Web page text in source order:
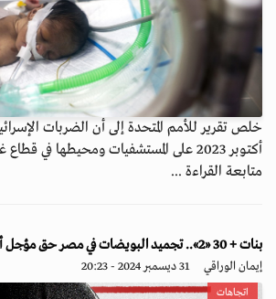
خلص تقرير للأمم المتحدة إلى أن الضربات
أكتوبر 2023 على المستشفيات ومحيطها في قطاع غزة أدت إلى ت...
متابعة القراءة ...
بنات + 30 «2».. تجميد البويضات في مصر حق مؤجل أم ترف محظور؟
إيمان الوراقي 31 ديسمبر 2024 - 20:23
اتجاهات